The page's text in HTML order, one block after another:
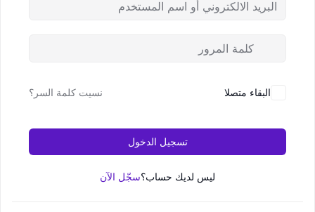
البقاء متصلا نسيت كلمة السر؟
تسجيل الدخول
ليس لديك حساب؟سجّل الآن